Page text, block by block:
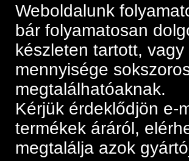
Weboldalunk
bár folyamatosan
készleten tartott,
mennyisége
megtalálhatóaknak.
Kérjük érdeklődjön e-
termékek áráról,
megtalálja azok